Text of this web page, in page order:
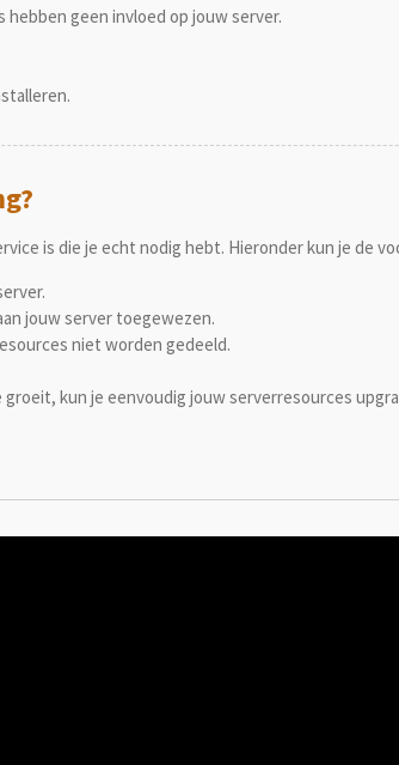
geen invloed op jouw server.
is die je echt nodig hebt. Hieronder kun je de
jouw server toegewezen.
niet worden gedeeld.
kun je eenvoudig jouw serverresources